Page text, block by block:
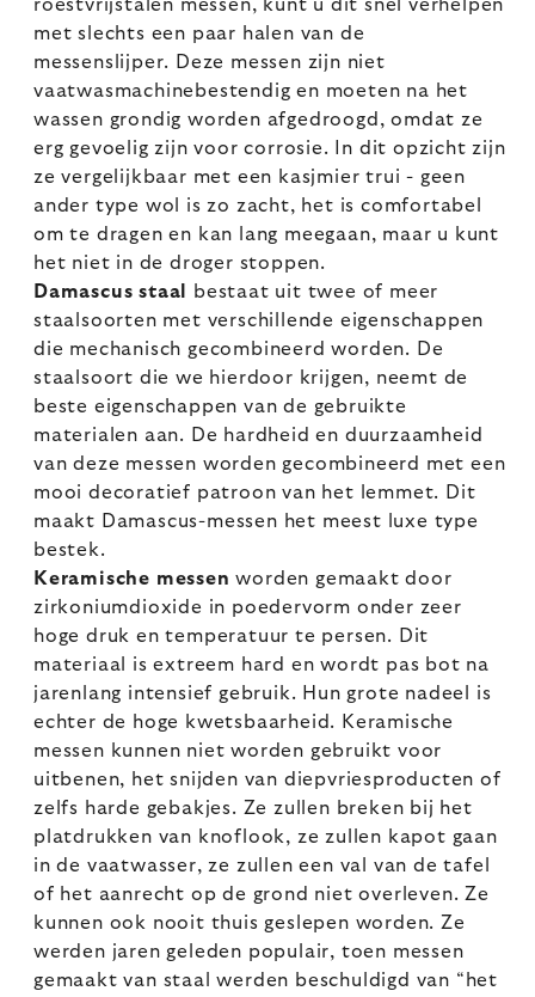
roestvrijstalen messen, kunt u dit snel verhelpen
met slechts een paar halen van de
messenslijper. Deze messen zijn niet
vaatwasmachinebestendig en moeten na het
wassen grondig worden afgedroogd, omdat ze
erg gevoelig zijn voor corrosie. In dit opzicht zijn
ze vergelijkbaar met een kasjmier trui - geen
ander type wol is zo zacht, het is comfortabel
om te dragen en kan lang meegaan, maar u kunt
het niet in de droger stoppen.
Damascus staal
bestaat uit twee of meer
staalsoorten met verschillende eigenschappen
die mechanisch gecombineerd worden. De
staalsoort die we hierdoor krijgen, neemt de
beste eigenschappen van de gebruikte
materialen aan. De hardheid en duurzaamheid
van deze messen worden gecombineerd met een
mooi decoratief patroon van het lemmet. Dit
maakt Damascus-messen het meest luxe type
bestek.
Keramische messen worden gemaakt door
zirkoniumdioxide in poedervorm onder zeer
hoge druk en temperatuur te persen. Dit
materiaal is extreem hard en wordt pas bot na
jarenlang intensief gebruik. Hun grote nadeel is
echter de hoge kwetsbaarheid. Keramische
messen kunnen niet worden gebruikt voor
uitbenen, het snijden van diepvriesproducten of
zelfs harde gebakjes. Ze zullen breken bij het
platdrukken van knoflook, ze zullen kapot gaan
in de vaatwasser, ze zullen een val van de tafel
of het aanrecht op de grond niet overleven. Ze
kunnen ook nooit thuis geslepen worden. Ze
werden jaren geleden populair, toen messen
gemaakt van staal werden beschuldigd van “het